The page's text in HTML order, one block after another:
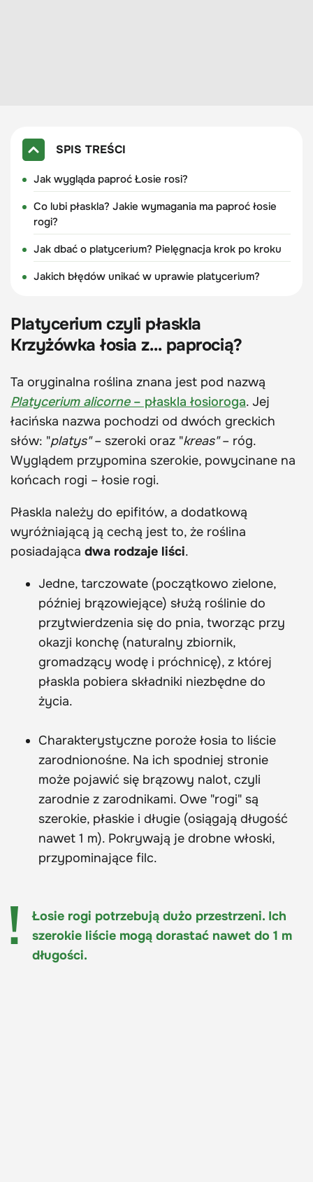
SPIS TREŚCI
Jak wygląda paproć Łosie rosi?
Co lubi płaskla? Jakie wymagania ma paproć łosie
rogi?
Jak dbać o platycerium? Pielęgnacja krok po kroku
Jakich błędów unikać w uprawie platycerium?
Platycerium czyli płaskla
Krzyżówka łosia z… paprocią?
Ta oryginalna roślina znana jest pod nazwą
Platycerium alicorne– płaskla łosioroga. Jej
łacińska nazwa pochodzi od dwóch greckich
słów: "platys"– szeroki oraz "kreas"– róg.
Wyglądem przypomina szerokie, powycinane na
końcach rogi – łosie rogi.
Płaskla należy do epifitów, a dodatkową
wyróżniającą ją cechą jest to, że roślina
posiadająca dwa rodzaje liści.
Jedne, tarczowate (początkowo zielone,
później brązowiejące) służą roślinie do
przytwierdzenia się do pnia, tworząc przy
okazji konchę (naturalny zbiornik,
gromadzący wodę i próchnicę), z której
płaskla pobiera składniki niezbędne do
życia.
Charakterystyczne poroże łosia to liście
zarodnionośne. Na ich spodniej stronie
może pojawić się brązowy nalot, czyli
zarodnie z zarodnikami. Owe "rogi" są
szerokie, płaskie i długie (osiągają długość
nawet 1 m). Pokrywają je drobne włoski,
przypominające filc.
Łosie rogi potrzebują dużo przestrzeni. Ich
szerokie liście mogą dorastać nawet do 1 m
długości.